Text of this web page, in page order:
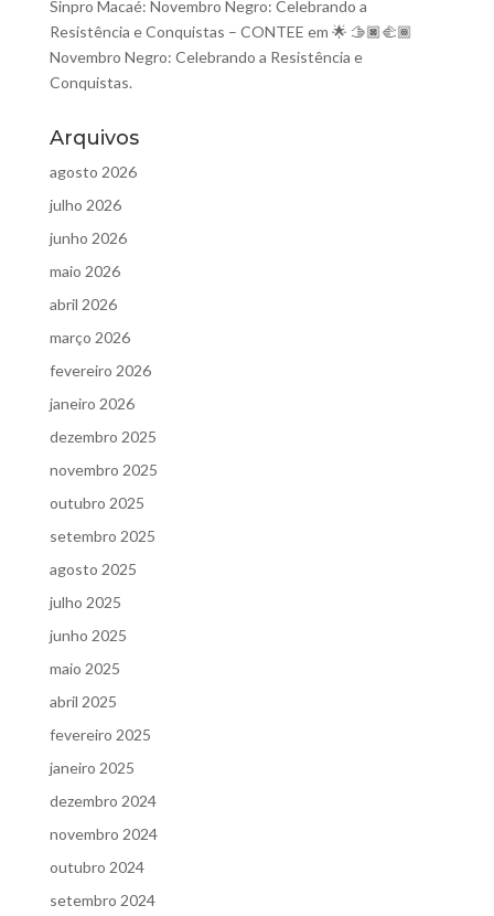
Sinpro Macaé: Novembro Negro: Celebrando a
Resistência e Conquistas – CONTEE em 🌟 🫱🏿‍🫲🏾
Novembro Negro: Celebrando a Resistência e
Conquistas.
Arquivos
agosto 2026
julho 2026
junho 2026
maio 2026
abril 2026
março 2026
fevereiro 2026
janeiro 2026
dezembro 2025
novembro 2025
outubro 2025
setembro 2025
agosto 2025
julho 2025
junho 2025
maio 2025
abril 2025
fevereiro 2025
janeiro 2025
dezembro 2024
novembro 2024
outubro 2024
setembro 2024